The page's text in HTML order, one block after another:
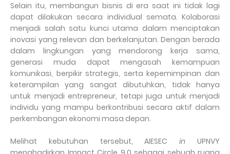
Selain itu, membangun bisnis di era saat ini tidak lagi
dapat dilakukan secara individual semata. Kolaborasi
menjadi salah satu kunci utama dalam menciptakan
inovasi yang relevan dan berkelanjutan. Dengan berada
dalam lingkungan yang mendorong kerja sama,
generasi muda dapat mengasah kemampuan
komunikasi, berpikir strategis, serta kepemimpinan dan
keterampilan yang sangat dibutuhkan, tidak hanya
untuk menjadi entrepreneur, tetapi juga untuk menjadi
individu yang mampu berkontribusi secara aktif dalam
perkembangan ekonomi masa depan.
Melihat kebutuhan tersebut, AIESECin UPNVY